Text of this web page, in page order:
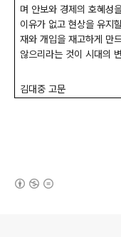
며 안보와 경제의 호혜성
이유가 없고 현상을 유지
재와 개입을 재고하게 만
않으리라는 것이 시대의
김대중 고문